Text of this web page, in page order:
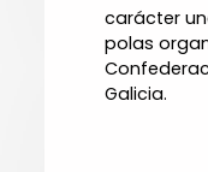
carácter
polas
Galicia.